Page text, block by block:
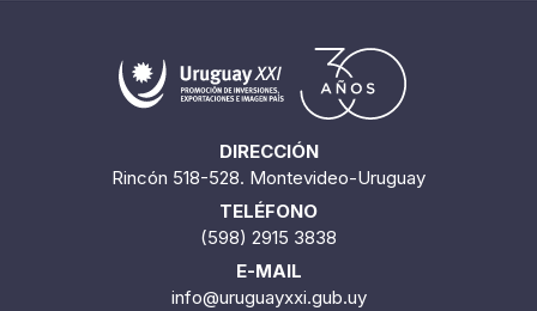
DIRECCIÓN
Rincón 518-528. Montevideo-Uruguay
TELÉFONO
(598) 2915 3838
E-MAIL
info@uruguayxxi.gub.uy